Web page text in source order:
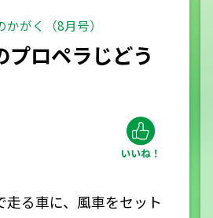
かがく（8月号）
プロペラじどう
走る車に、風車をセット